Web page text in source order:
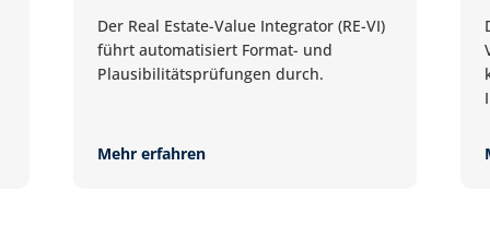
Der Real Estate-Value Integrator (RE-VI)
führt automatisiert Format- und
Plausibilitätsprüfungen durch.
Mehr erfahren